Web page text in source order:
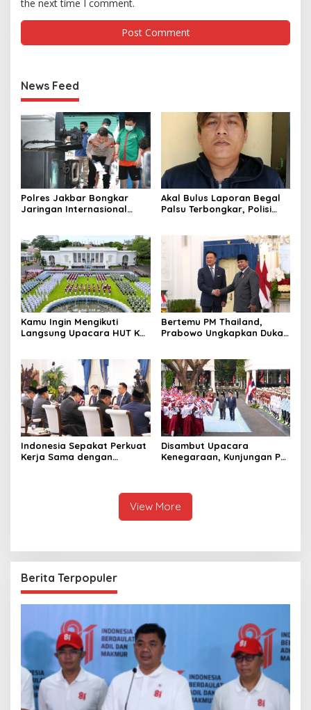
the next time I comment.
News Feed
Polres Jakbar Bongkar
Jaringan Internasional
Diringkus dan Barang Bukti
1,1 Ton Rp119 Miliar
Dimusnahkan
Akal Bulus Laporan Begal
Palsu Terbongkar, Polisi
Kamu Ingin Mengikuti
Langsung Upacara HUT Ke-
Pendaftaran Resminya di
Sini
Bertemu PM Thailand,
Prabowo Ungkapkan Duka
Raja Thailand
Indonesia Sepakat Perkuat
Kerja Sama dengan
Disambut Upacara
Kenegaraan, Kunjungan PM
View More
Berita Terpopuler